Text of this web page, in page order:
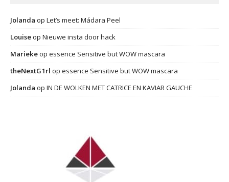
Jolanda op Let’s meet: Mádara Peel
Louiseop Nieuwe insta door hack
Mariekeop essence Sensitive but WOW mascara
theNextG1rl op essence Sensitive but WOW mascara
Jolanda op IN DE WOLKEN MET CATRICE EN KAVIAR GAUCHE